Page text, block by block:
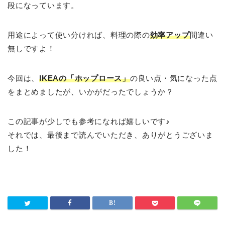
段になっています。
用途によって使い分ければ、料理の際の効率アップ間違い
無しですよ！
今回は、IKEAの「ホップロース」の良い点・気になった点
をまとめましたが、いかがだったでしょうか？
この記事が少しでも参考になれば嬉しいです♪
それでは、最後まで読んでいただき、ありがとうございま
した！